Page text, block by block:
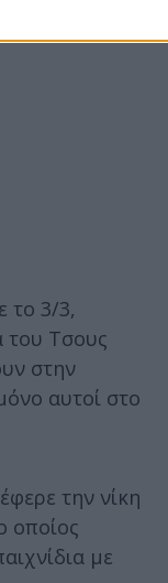
το 3/3,
του Τσους
στην
αυτοί στο
την νίκη
οποίος
με